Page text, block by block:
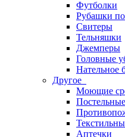
Футболки
Рубашки
Свитеры
Тельняшки
Джемперы
Головные
Нательное
Другое
Моющие
Аптечки